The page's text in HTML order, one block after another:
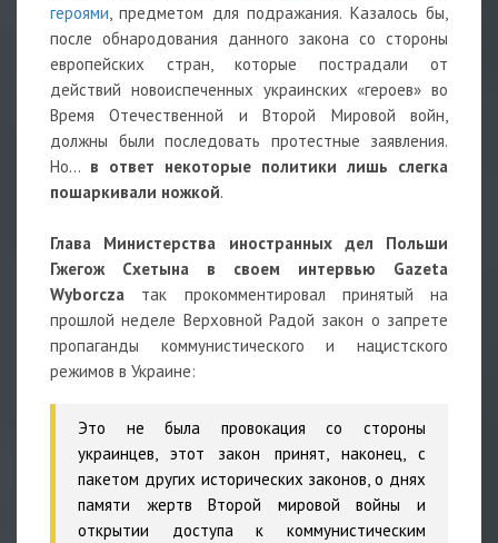
героями, предметом для подражания. Казалось бы,
после обнародования данного закона со стороны
европейских стран, которые пострадали от
действий новоиспеченных украинских «героев» во
Время Отечественной и Второй Мировой войн,
должны были последовать протестные заявления.
Но… в ответ некоторые политики лишь слегка
пошаркивали ножкой.
Глава Министерства иностранных дел Польши
Гжегож Схетына в своем интервью Gazeta
Wyborcza так прокомментировал принятый на
прошлой неделе Верховной Радой закон о запрете
пропаганды коммунистического и нацистского
режимов в Украине:
Это не была провокация со стороны
украинцев, этот закон принят, наконец, с
пакетом других исторических законов, о днях
памяти жертв Второй мировой войны и
открытии доступа к коммунистическим